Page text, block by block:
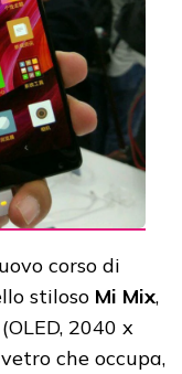
corso di
stiloso Mi Mix,
(OLED, 2040 x
che occupa,